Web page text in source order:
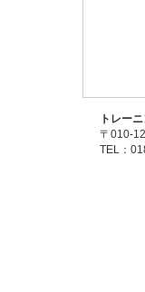
トレー
〒010-
TEL：